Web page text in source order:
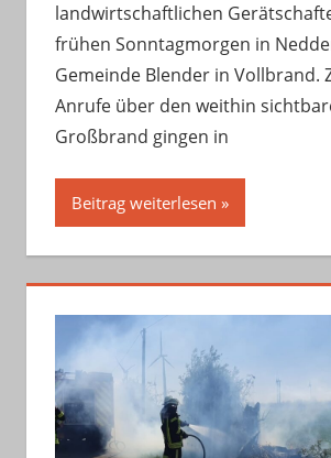
landwirtschaftlichen
frühen Sonntagmorgen in
Gemeinde Blender in Vollbrand.
Anrufe über den weithin
Großbrand gingen in
Beitrag weiterlesen